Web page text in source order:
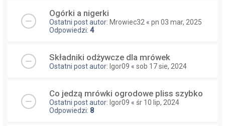
Ogórki a nigerki
Ostatni post autor: Mrowiec32 « pn 03 mar, 2025
Odpowiedzi: 4
Składniki odżywcze dla mrówek
Ostatni post autor: Igor09 « sob 17 sie, 2024
Co jedzą mrówki ogrodowe pliss szybko
Ostatni post autor: Igor09 « śr 10 lip, 2024
Odpowiedzi: 8